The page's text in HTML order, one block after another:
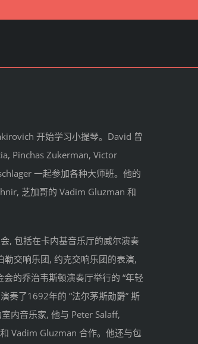
开始学习小提琴。David 曾
Pinchas Zukerman, Victor
一起参加各种大师班。他的
芝加哥的 Vadim Gluzman 和
, 包括在卡内基音乐厅的威尔演奏
交响乐团, 约克交响乐团的表演,
的乔治韦斯顿演奏厅举行的 “年轻
奏了1692年的 “法尔茅斯勋爵” 斯
内音乐家, 他与 Peter Salaff,
Vadim Gluzman 合作。他还与包